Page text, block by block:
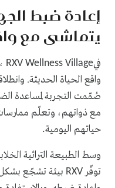
إعادة ضبط
يتماشى مع
فيRXV Wellness Village
واقع الحياة الحديثة.
صُمّمت التجربة لمساعدة
مع ذواتهم، وتعلّم
حياتهم اليومية.
وسط الطبيعة التراثية
توفّر RXV بيئة تشجّع